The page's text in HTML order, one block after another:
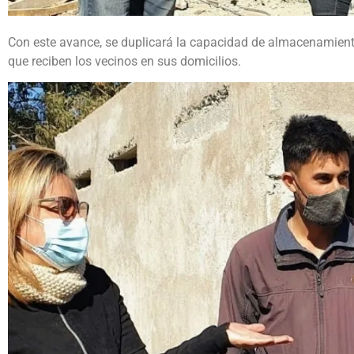
Con este avance, se duplicará la capacidad de
que reciben los vecinos en sus domicilios.